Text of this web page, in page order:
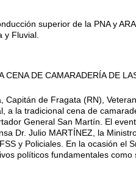
superior de la PNA y
y Fluvial.
CENA DE CAMARADERÍA DE
Capitán de Fragata (RN),
a la tradicional cena de
General San Martín. El
Dr. Julio MARTÍNEZ, la
y Policiales. En la ocasión el
políticos fundamentales